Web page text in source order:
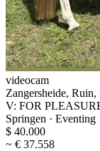
videocam
Zangersheide,
V: FOR
Springen · Eventing
$ 40.000
~ € 37.558